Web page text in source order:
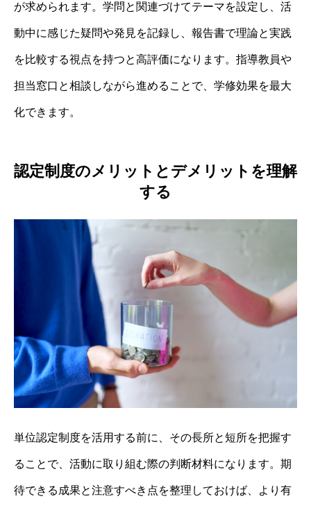
が求められます。学問と関連づけてテーマを設定し、活
動中に感じた疑問や発見を記録し、報告書で理論と実践
を比較する視点を持つと高評価になります。指導教員や
担当窓口と相談しながら進めることで、学修効果を最大
化できます。
認定制度のメリットとデメリットを理解
する
単位認定制度を活用する前に、その長所と短所を把握す
ることで、活動に取り組む際の判断材料になります。期
待できる成果と注意すべき点を整理しておけば、より有